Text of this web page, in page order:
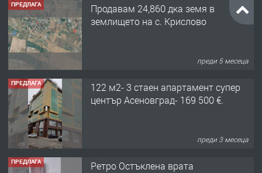
ПРЕДЛАГА
Продавам 24,860 дка земя в
землището на с. Крислово
преди 5 месеца
ПРЕДЛАГА
122 м2- 3 стаен апартамент супер
център Асеновград- 169 500 €.
преди 3 месеца
ПРЕДЛАГА Ретро Остъклена врата